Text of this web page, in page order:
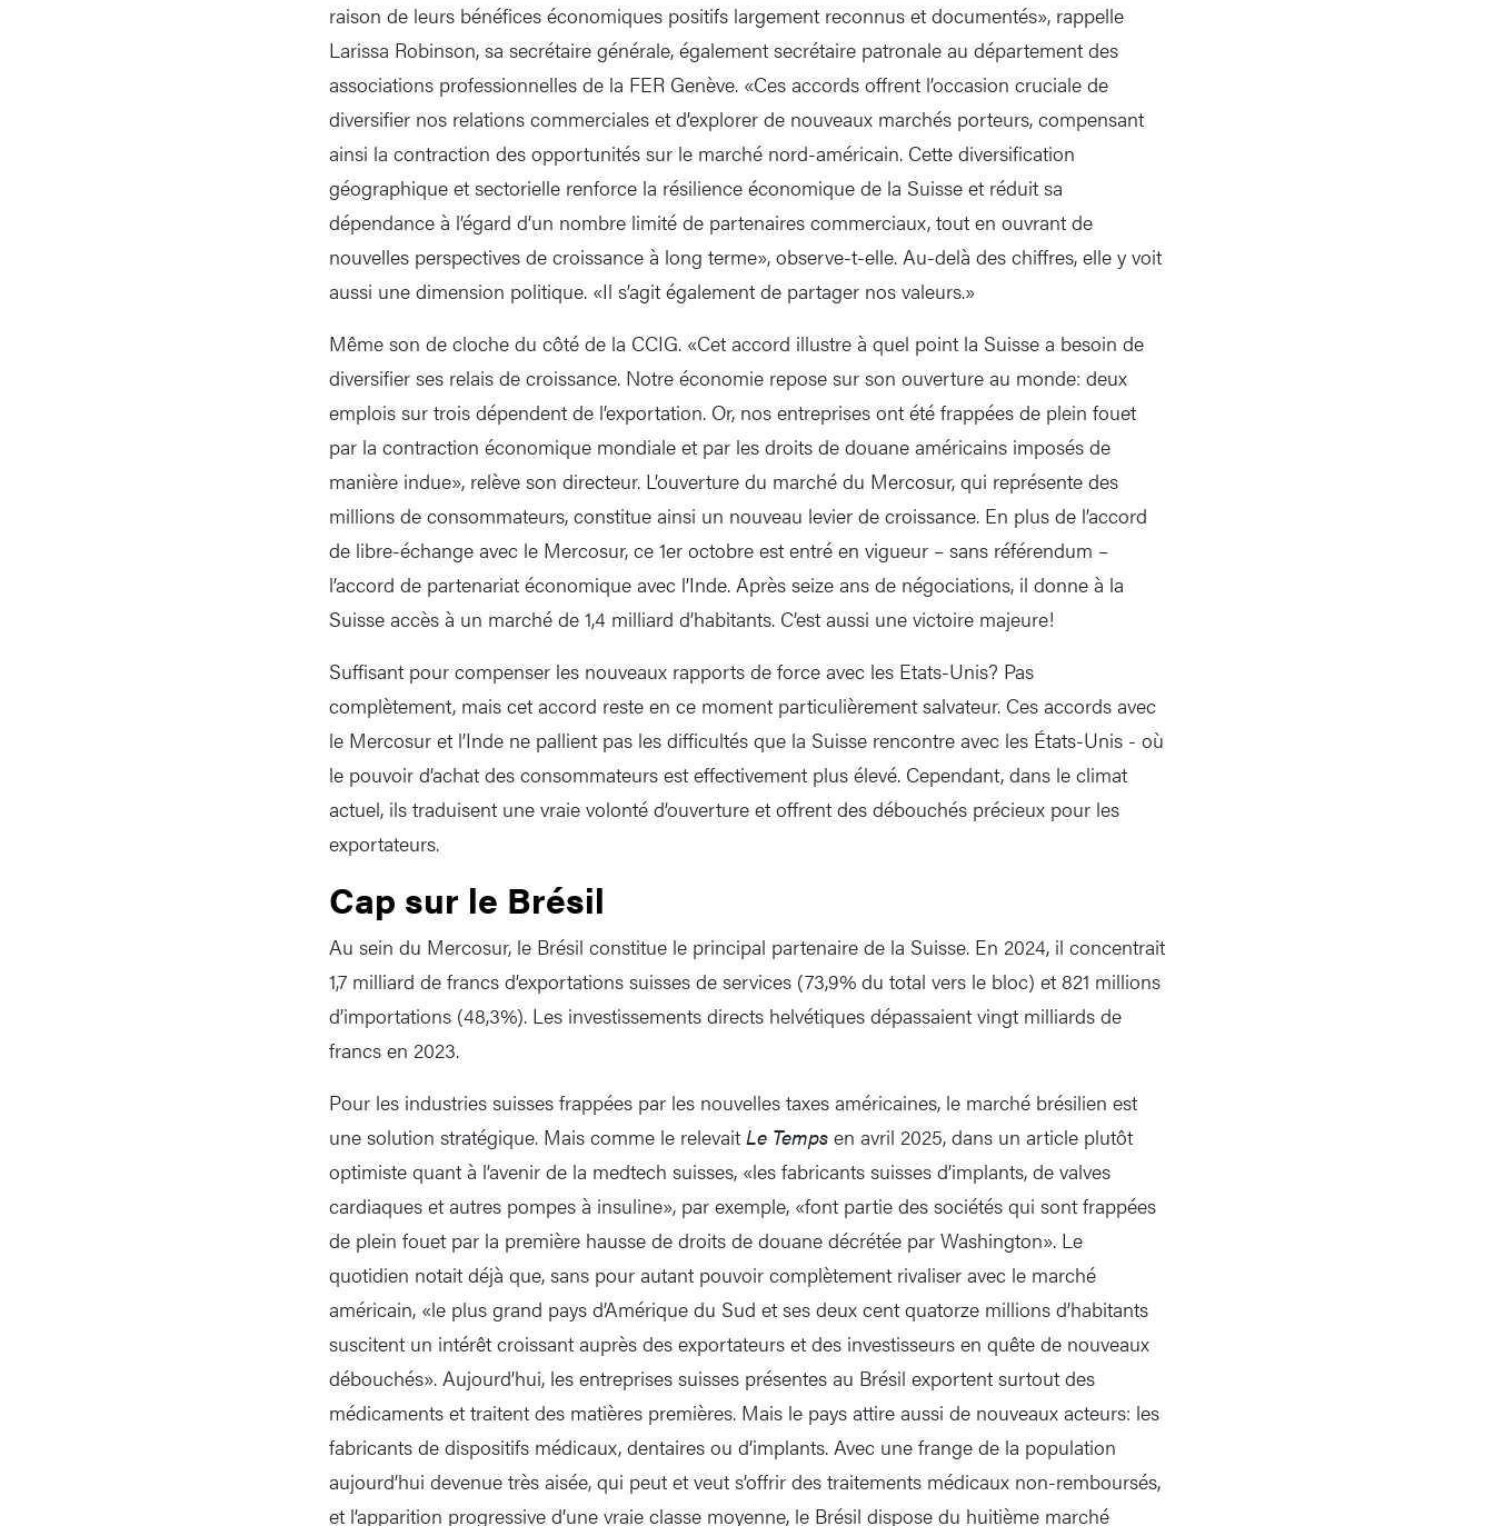
raison de leurs bénéfices économiques positifs largement reconnus et documentés», rappelle
Larissa Robinson, sa secrétaire générale, également secrétaire patronale au département des
associations professionnelles de la FER Genève. «Ces accords offrent l’occasion cruciale de
diversifier nos relations commerciales et d’explorer de nouveaux marchés porteurs, compensant
ainsi la contraction des opportunités sur le marché nord-américain. Cette diversification
géographique et sectorielle renforce la résilience économique de la Suisse et réduit sa
dépendance à l’égard d’un nombre limité de partenaires commerciaux, tout en ouvrant de
nouvelles perspectives de croissance à long terme», observe-t-elle. Au-delà des chiffres, elle y voit
aussi une dimension politique. «Il s’agit également de partager nos valeurs.»
Même son de cloche du côté de la CCIG. «Cet accord illustre à quel point la Suisse a besoin de
diversifier ses relais de croissance. Notre économie repose sur son ouverture au monde: deux
emplois sur trois dépendent de l’exportation. Or, nos entreprises ont été frappées de plein fouet
par la contraction économique mondiale et par les droits de douane américains imposés de
manière indue», relève son directeur. L’ouverture du marché du Mercosur, qui représente des
millions de consommateurs, constitue ainsi un nouveau levier de croissance. En plus de l’accord
de libre-échange avec le Mercosur, ce 1er octobre est entré en vigueur – sans référendum –
l’accord de partenariat économique avec l’Inde. Après seize ans de négociations, il donne à la
Suisse accès à un marché de 1,4 milliard d’habitants. C’est aussi une victoire majeure!
Suffisant pour compenser les nouveaux rapports de force avec les Etats-Unis? Pas
complètement, mais cet accord reste en ce moment particulièrement salvateur. Ces accords avec
le Mercosur et l’Inde ne pallient pas les difficultés que la Suisse rencontre avec les États-Unis - où
le pouvoir d’achat des consommateurs est effectivement plus élevé. Cependant, dans le climat
actuel, ils traduisent une vraie volonté d’ouverture et offrent des débouchés précieux pour les
exportateurs.
Cap sur le Brésil
Au sein du Mercosur, le Brésil constitue le principal partenaire de la Suisse. En 2024, il concentrait
1,7 milliard de francs d’exportations suisses de services (73,9% du total vers le bloc) et 821 millions
d’importations (48,3%). Les investissements directs helvétiques dépassaient vingt milliards de
francs en 2023.
Pour les industries suisses frappées par les nouvelles taxes américaines, le marché brésilien est
une solution stratégique. Mais comme le relevait Le Temps en avril 2025, dans un article plutôt
optimiste quant à l’avenir de la medtech suisses, «les fabricants suisses d’implants, de valves
cardiaques et autres pompes à insuline», par exemple, «font partie des sociétés qui sont frappées
de plein fouet par la première hausse de droits de douane décrétée par Washington». Le
quotidien notait déjà que, sans pour autant pouvoir complètement rivaliser avec le marché
américain, «le plus grand pays d’Amérique du Sud et ses deux cent quatorze millions d’habitants
suscitent un intérêt croissant auprès des exportateurs et des investisseurs en quête de nouveaux
débouchés». Aujourd’hui, les entreprises suisses présentes au Brésil exportent surtout des
médicaments et traitent des matières premières. Mais le pays attire aussi de nouveaux acteurs: les
fabricants de dispositifs médicaux, dentaires ou d’implants. Avec une frange de la population
aujourd’hui devenue très aisée, qui peut et veut s’offrir des traitements médicaux non-remboursés,
et l’apparition progressive d’une vraie classe moyenne, le Brésil dispose du huitième marché